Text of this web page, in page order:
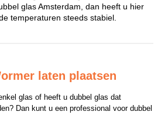
glas Amsterdam, dan heeft u hier
temperaturen steeds stabiel.
laten plaatsen
glas of heeft u dubbel glas dat
Dan kunt u een professional voor dubbel